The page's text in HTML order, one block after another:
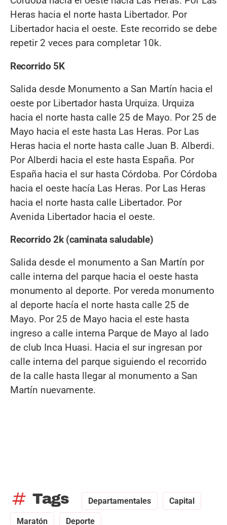
Heras hacia el norte hasta Libertador. Por
Libertador hacia el oeste. Este recorrido se debe
repetir 2 veces para completar 10k.
Recorrido 5K
Salida desde Monumento a San Martín hacia el
oeste por Libertador hasta Urquiza. Urquiza
hacia el norte hasta calle 25 de Mayo. Por 25 de
Mayo hacia el este hasta Las Heras. Por Las
Heras hacia el norte hasta calle Juan B. Alberdi.
Por Alberdi hacia el este hasta España. Por
España hacia el sur hasta Córdoba. Por Córdoba
hacia el oeste hacía Las Heras. Por Las Heras
hacia el norte hasta calle Libertador. Por
Avenida Libertador hacia el oeste.
Recorrido 2k (caminata saludable)
Salida desde el monumento a San Martín por
calle interna del parque hacia el oeste hasta
monumento al deporte. Por vereda monumento
al deporte hacía el norte hasta calle 25 de
Mayo. Por 25 de Mayo hacia el este hasta
ingreso a calle interna Parque de Mayo al lado
de club Inca Huasi. Hacia el sur ingresan por
calle interna del parque siguiendo el recorrido
de la calle hasta llegar al monumento a San
Martín nuevamente.
tag Tags Departamentales Capital
Maratón Deporte